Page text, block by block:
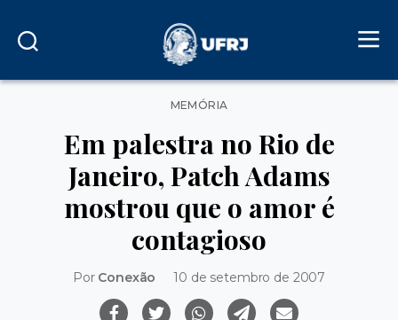
Categorias
MEMÓRIA
Em palestra no Rio de
Janeiro, Patch Adams
mostrou que o amor é
contagioso
Por Conexão 10 de setembro de 2007